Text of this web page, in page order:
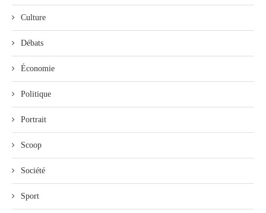
Culture
Débats
Économie
Politique
Portrait
Scoop
Société
Sport